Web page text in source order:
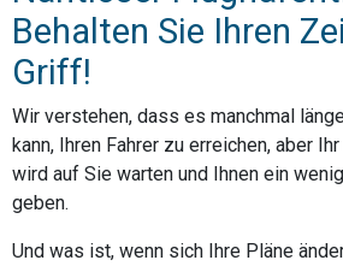
Behalten Sie Ihren
Griff!
Wir verstehen, dass es manchmal
kann, Ihren Fahrer zu erreichen, aber
wird auf Sie warten und Ihnen ein
geben.
Und was ist, wenn sich Ihre Pläne